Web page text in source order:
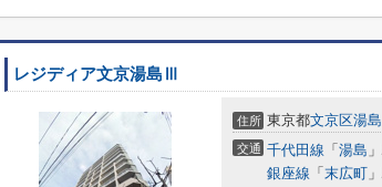
レジディア文京湯島Ⅲ
住所 東京都文京区湯島
交通 千代田線 「 湯島
銀座線 「 末広町